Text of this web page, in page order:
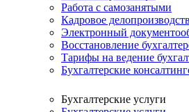
Работа с самозанятыми
Кадровое
Электронный
Восстановление
Тарифы на ведение
Бухгалтерские
Бухгалтерские услуги